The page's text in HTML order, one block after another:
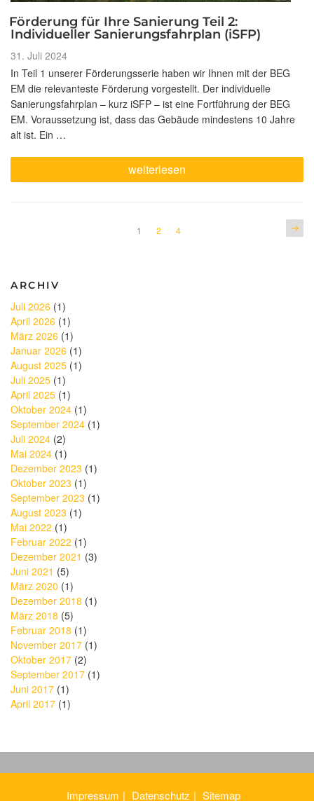
Förderung für Ihre Sanierung Teil 2:
Individueller Sanierungsfahrplan (iSFP)
Veröffentlicht
am
31. Juli 2024
In Teil 1 unserer Förderungsserie haben wir Ihnen mit der BEG
EM die relevanteste Förderung vorgestellt. Der individuelle
Sanierungsfahrplan – kurz iSFP – ist eine Fortführung der BEG
EM. Voraussetzung ist, dass das Gebäude mindestens 10 Jahre
alt ist. Ein …
„Förderung
für
Individueller
weiterlesen
Seitennummerierung
1 Seite
2 Seite
4 Seite
ARCHIV
Juli 2026 (1)
April 2026 (1)
März 2026 (1)
Januar 2026 (1)
August 2025 (1)
Juli 2025 (1)
April 2025 (1)
Oktober 2024 (1)
September 2024 (1)
Juli 2024 (2)
Mai 2024 (1)
Dezember 2023 (1)
Oktober 2023 (1)
September 2023 (1)
August 2023 (1)
Mai 2022 (1)
Februar 2022 (1)
Dezember 2021 (3)
Juni 2021 (5)
März 2020 (1)
Dezember 2018 (1)
März 2018 (5)
Februar 2018 (1)
November 2017 (1)
Oktober 2017 (2)
September 2017 (1)
Juni 2017 (1)
April 2017 (1)
Impressum Datenschutz Sitemap